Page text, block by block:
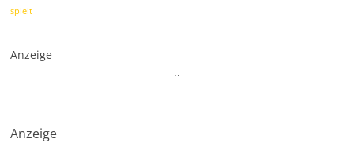
spielt
Anzeige
..
Anzeige